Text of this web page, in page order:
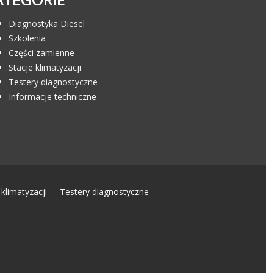
Diagnostyka Diesel
Szkolenia
Części zamienne
Stacje klimatyzacji
Testery diagnostyczne
Informacje techniczne
Testery diagnostyczne